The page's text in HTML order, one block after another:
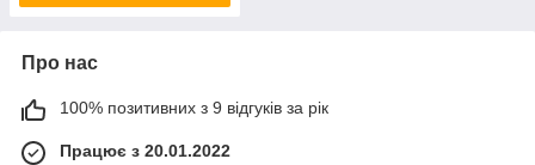
Про нас
100% позитивних з 9 відгуків за рік
Працює з 20.01.2022